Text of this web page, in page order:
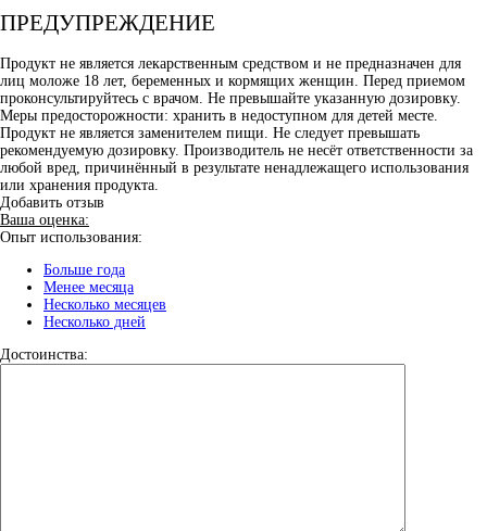
ПРЕДУПРЕЖДЕНИЕ
Продукт не является лекарственным средством и не предназначен для
лиц моложе 18 лет, беременных и кормящих женщин. Перед приемом
проконсультируйтесь с врачом. Не превышайте указанную дозировку.
Меры предосторожности: хранить в недоступном для детей месте.
Продукт не является заменителем пищи. Не следует превышать
рекомендуемую дозировку. Производитель не несёт ответственности за
любой вред, причинённый в результате ненадлежащего использования
или хранения продукта.
Добавить отзыв
Ваша оценка:
Опыт использования:
Больше года
Менее месяца
Несколько месяцев
Несколько дней
Достоинства: